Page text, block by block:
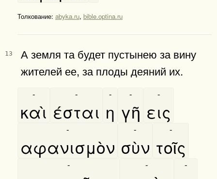
Толкование: abyka.ru, bible.optina.ru
13
А земля та будет пустынею за вину
жителей ее, за плоды деяний их.
καὶ
-
έσται
-
η
-
γῆ
-
εις
-
αφανισμὸν
-
σὺν
-
τοῖς
-
- - -